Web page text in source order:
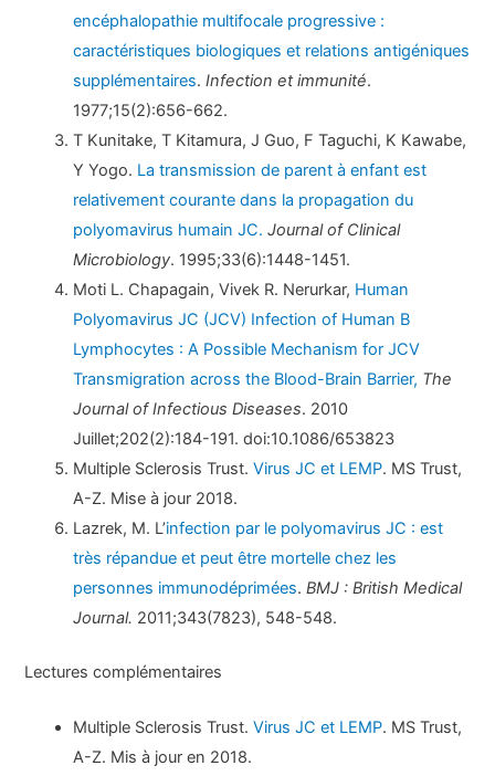
encéphalopathie multifocale progressive :
caractéristiques biologiques et relations antigéniques
supplémentaires.Infection et immunité.
1977;15(2):656-662.
T Kunitake, T Kitamura, J Guo, F Taguchi, K Kawabe,
Y Yogo. La transmission de parent à enfant est
relativement courante dans la propagation du
polyomavirus humain JC. Journal of Clinical
Microbiology. 1995;33(6):1448-1451.
Moti L. Chapagain, Vivek R. Nerurkar, Human
Polyomavirus JC (JCV) Infection of Human B
Lymphocytes : A Possible Mechanism for JCV
Transmigration across the Blood-Brain Barrier, The
Journal of Infectious Diseases. 2010
Juillet;202(2):184-191. doi:10.1086/653823
Multiple Sclerosis Trust.Virus JC et LEMP. MS Trust,
A-Z. Mise à jour 2018.
Lazrek, M. L’infection par le polyomavirus JC : est
très répandue et peut être mortelle chez les
personnes immunodéprimées.BMJ : British Medical
Journal. 2011;343(7823), 548-548.
Lectures complémentaires
Multiple Sclerosis Trust.Virus JC et LEMP. MS Trust,
A-Z. Mis à jour en 2018.